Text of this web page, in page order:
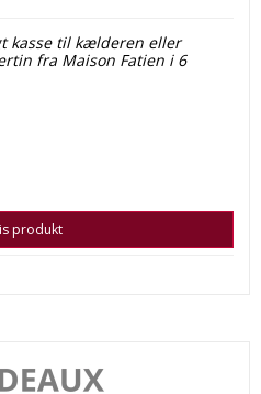
kasse til kælderen eller
fra Maison Fatien i 6
produkt